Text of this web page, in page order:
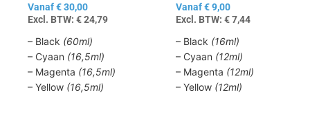
Vanaf€30,00
Excl. BTW: €24,79
– Black (60ml)
– Cyaan (16,5ml)
– Magenta (16,5ml)
– Yellow (16,5ml)
productpagina
Vanaf€9,00
Excl. BTW: €7,44
– Black (16ml)
– Cyaan (12ml)
– Magenta (12ml)
– Yellow (12ml)
productpagina